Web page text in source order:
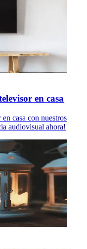
en casa
casa con nuestros
audiovisual ahora!